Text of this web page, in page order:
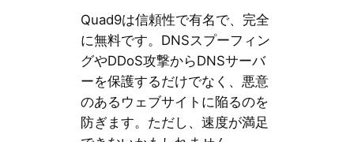
Quad9は信頼性で有名で、完全
に無料です。DNSスプーフィン
グやDDoS攻撃からDNSサーバ
ーを保護するだけでなく、悪意
のあるウェブサイトに陥るのを
防ぎます。ただし、速度が満足